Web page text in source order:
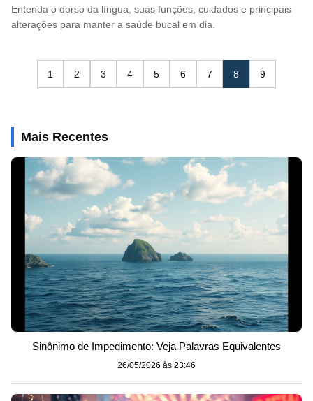
Entenda o dorso da língua, suas funções, cuidados e principais
alterações para manter a saúde bucal em dia.
1 2 3 4 5 6 7 8 9
Mais Recentes
Sinônimo de Impedimento: Veja Palavras Equivalentes
26/05/2026 às 23:46